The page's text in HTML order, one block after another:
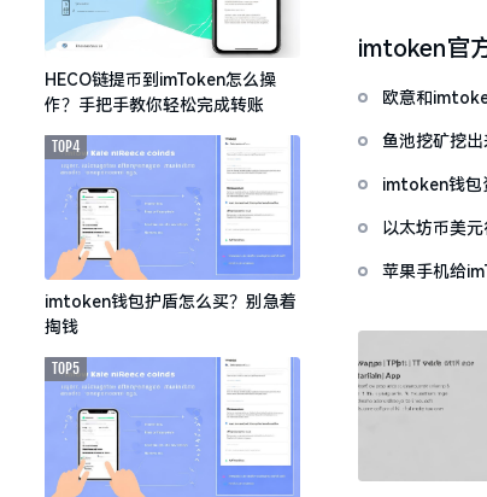
HECO链提币到imToken怎么操
作？手把手教你轻松完成转账
imtoken钱包护盾怎么买？别急着
掏钱
TOP4
TOP5
imtoken官
欧意和
鱼池挖矿挖
imtoken钱包
以太坊币美
苹果手机给